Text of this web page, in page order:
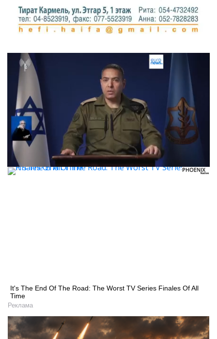
It's The End Of The Road: The Worst TV Series Finales Of All
Time
Реклама